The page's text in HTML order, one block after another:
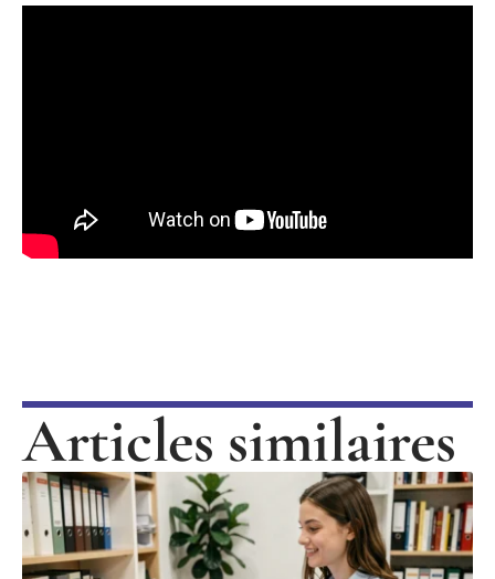
Articles similaires